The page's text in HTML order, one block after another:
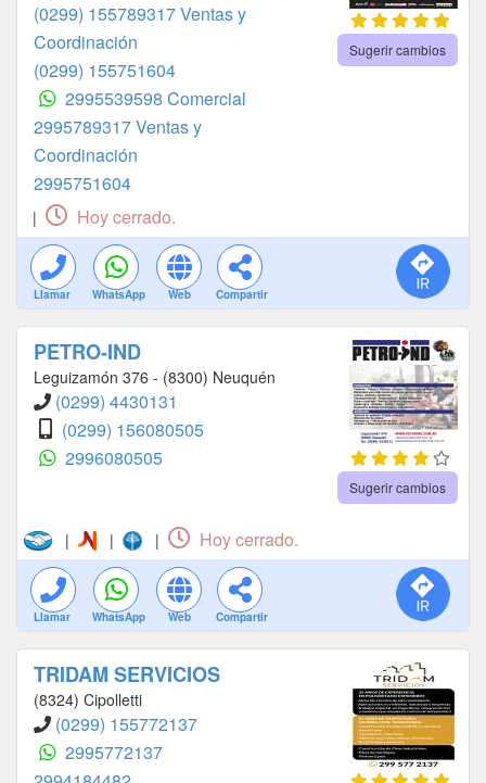
(0299) 155789317 Ventas y
Coordinación
(0299) 155751604
2995539598 Comercial
2995789317 Ventas y
Coordinación
2995751604
Sugerir cambios
| Hoy cerrado.
Llamar WhatsApp Web Compartir
PETRO-IND
Leguizamón 376 - (8300) Neuquén
(0299) 4430131
(0299) 156080505
2996080505
Sugerir cambios
| | | Hoy cerrado.
Llamar WhatsApp Web Compartir
TRIDAM SERVICIOS
(8324) Cipolletti
(0299) 155772137
2995772137